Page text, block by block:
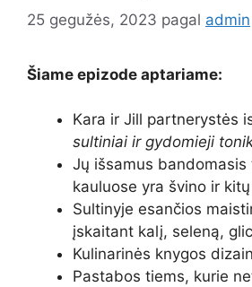
25 gegužės, 2023 pagal admin
Šiame epizode aptariame:
Kara ir Jill partnerystės
sultiniai ir gydomieji
Jų išsamus bandomasis
kauluose yra švino ir
Sultinyje esančios
įskaitant kalį, seleną,
Kulinarinės knygos
Pastabos tiems, kurie